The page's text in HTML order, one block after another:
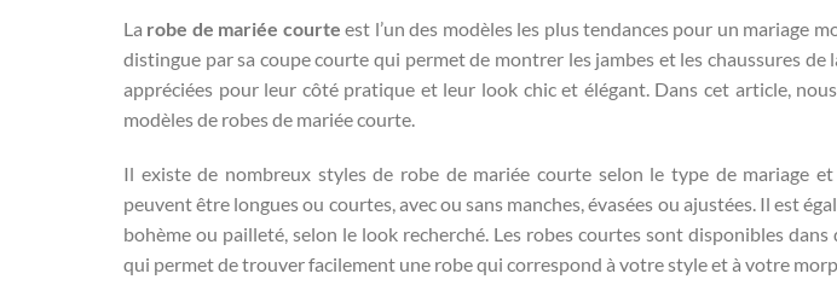
La robe de mariée courte est l’un des modèles les plus tendances pour un mariage
distingue par sa coupe courte qui permet de montrer les jambes et les chaussures de
appréciées pour leur côté pratique et leur look chic et élégant. Dans cet article,
modèles de robes de mariée courte.
Il existe de nombreux styles de robe de mariée courte selon le type de mariage
peuvent être longues ou courtes, avec ou sans manches, évasées ou ajustées. Il est
bohème ou pailleté, selon le look recherché. Les robes courtes sont disponibles
qui permet de trouver facilement une robe qui correspond à votre style et à votre